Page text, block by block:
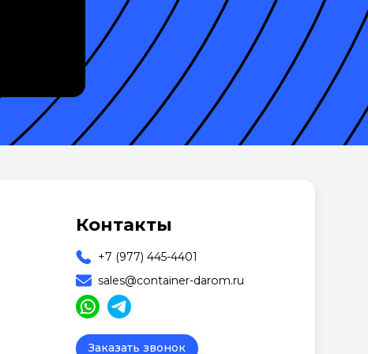
Контакты
+7 (977) 445-4401
sales@container-darom.ru
Заказать звонок